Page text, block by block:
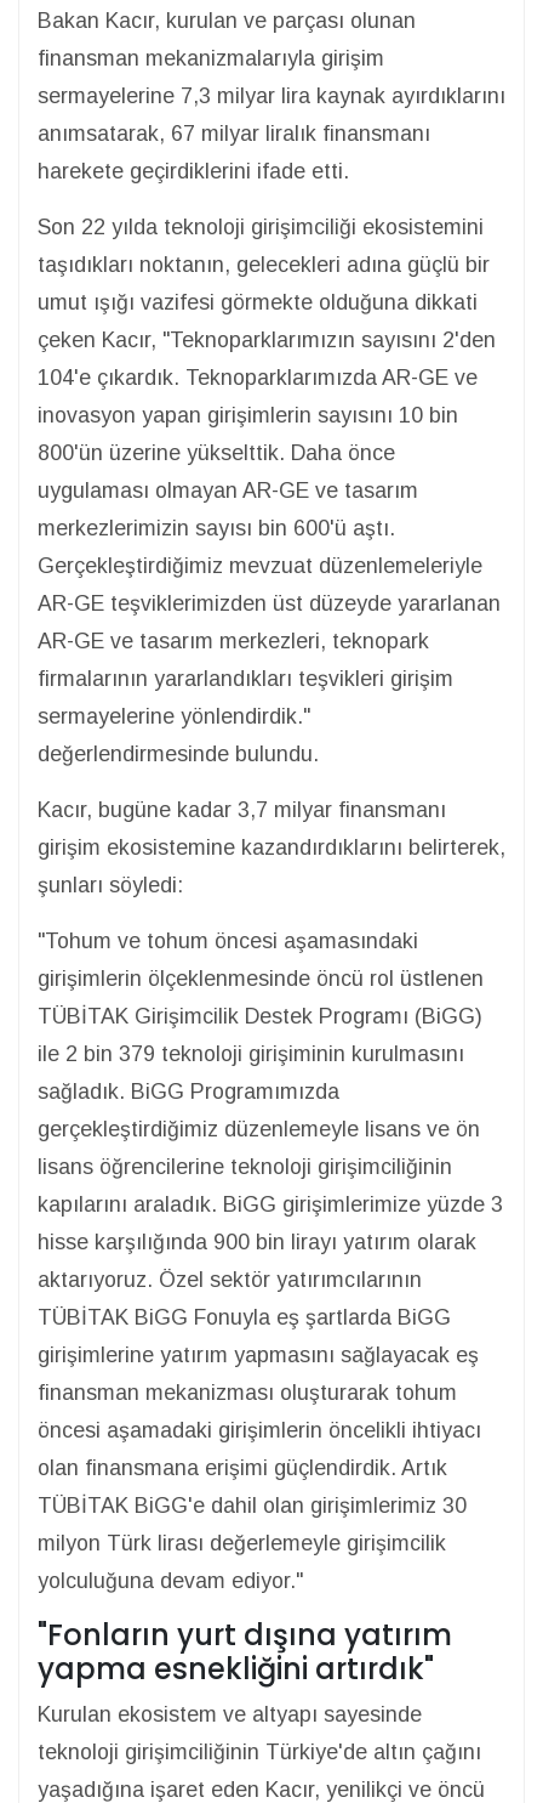
Bakan Kacır, kurulan ve parçası olunan
finansman mekanizmalarıyla girişim
sermayelerine 7,3 milyar lira kaynak ayırdıklarını
anımsatarak, 67 milyar liralık finansmanı
harekete geçirdiklerini ifade etti.
Son 22 yılda teknoloji girişimciliği ekosistemini
taşıdıkları noktanın, gelecekleri adına güçlü bir
umut ışığı vazifesi görmekte olduğuna dikkati
çeken Kacır, "Teknoparklarımızın sayısını 2'den
104'e çıkardık. Teknoparklarımızda AR-GE ve
inovasyon yapan girişimlerin sayısını 10 bin
800'ün üzerine yükselttik. Daha önce
uygulaması olmayan AR-GE ve tasarım
merkezlerimizin sayısı bin 600'ü aştı.
Gerçekleştirdiğimiz mevzuat düzenlemeleriyle
AR-GE teşviklerimizden üst düzeyde yararlanan
AR-GE ve tasarım merkezleri, teknopark
firmalarının yararlandıkları teşvikleri girişim
sermayelerine yönlendirdik."
değerlendirmesinde bulundu.
Kacır, bugüne kadar 3,7 milyar finansmanı
girişim ekosistemine kazandırdıklarını belirterek,
şunları söyledi:
"Tohum ve tohum öncesi aşamasındaki
girişimlerin ölçeklenmesinde öncü rol üstlenen
TÜBİTAK Girişimcilik Destek Programı (BiGG)
ile 2 bin 379 teknoloji girişiminin kurulmasını
sağladık. BiGG Programımızda
gerçekleştirdiğimiz düzenlemeyle lisans ve ön
lisans öğrencilerine teknoloji girişimciliğinin
kapılarını araladık. BiGG girişimlerimize yüzde 3
hisse karşılığında 900 bin lirayı yatırım olarak
aktarıyoruz. Özel sektör yatırımcılarının
TÜBİTAK BiGG Fonuyla eş şartlarda BiGG
girişimlerine yatırım yapmasını sağlayacak eş
finansman mekanizması oluşturarak tohum
öncesi aşamadaki girişimlerin öncelikli ihtiyacı
olan finansmana erişimi güçlendirdik. Artık
TÜBİTAK BiGG'e dahil olan girişimlerimiz 30
milyon Türk lirası değerlemeyle girişimcilik
yolculuğuna devam ediyor."
"Fonların yurt dışına yatırım
yapma esnekliğini artırdık"
Kurulan ekosistem ve altyapı sayesinde
teknoloji girişimciliğinin Türkiye'de altın çağını
yaşadığına işaret eden Kacır, yenilikçi ve öncü